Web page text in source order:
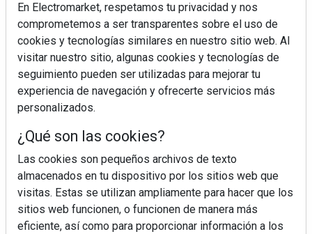
REVISTA 378
En Electromarket, respetamos tu privacidad y nos
comprometemos a ser transparentes sobre el uso de
cookies y tecnologías similares en nuestro sitio web. Al
visitar nuestro sitio, algunas cookies y tecnologías de
seguimiento pueden ser utilizadas para mejorar tu
experiencia de navegación y ofrecerte servicios más
personalizados.
¿Qué son las cookies?
Las cookies son pequeños archivos de texto
almacenados en tu dispositivo por los sitios web que
visitas. Estas se utilizan ampliamente para hacer que los
sitios web funcionen, o funcionen de manera más
eficiente, así como para proporcionar información a los